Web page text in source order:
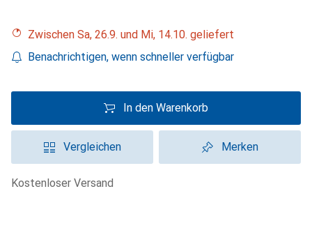
Zwischen Sa, 26.9. und Mi, 14.10. geliefert
Benachrichtigen, wenn schneller verfügbar
In den Warenkorb
Vergleichen Merken
kostenloser Versand